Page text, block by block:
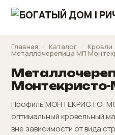
Главная / Каталог / Кровли
Металлочерепица МП
Монтекристо-
Профиль МОНТЕКРИСТО:
оптимальный кровельный
вне зависимости от вида